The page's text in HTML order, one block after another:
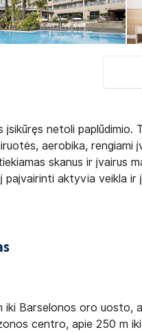
įsikūręs netoli
aerobika, rengiami
skanus ir įvairus
paįvairinti aktyvia veikla ir
iki Barselonos oro uosto,
centro, apie 250 m iki